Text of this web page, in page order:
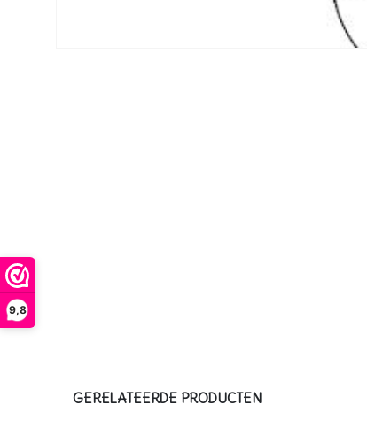
9,8
GERELATEERDE PRODUCTEN